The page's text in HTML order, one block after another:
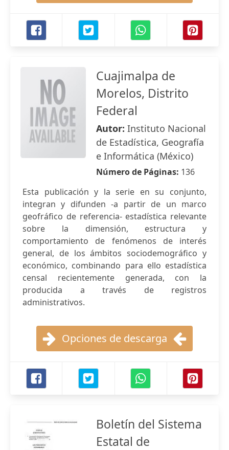
Cuajimalpa de
Morelos, Distrito
Federal
Autor: Instituto Nacional
de Estadística, Geografía
e Informática (México)
Número de Páginas: 136
Esta publicación y la serie en su conjunto,
integran y difunden -a partir de un marco
geofráfico de referencia- estadística relevante
sobre la dimensión, estructura y
comportamiento de fenómenos de interés
general, de los ámbitos sociodemográfico y
económico, combinando para ello estadística
censal recientemente generada, con la
producida a través de registros
administrativos.
Opciones de descarga
Boletín del Sistema
Estatal de